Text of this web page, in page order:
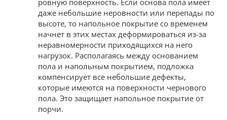
даже небольшие неровности или перепады по
высоте, то напольное покрытие со временем
начнет в этих местах деформироваться из-за
неравномерности приходящихся на него
нагрузок. Располагаясь между основанием
пола и напольным покрытием, подложка
компенсирует все небольшие дефекты,
которые имеются на поверхности чернового
пола. Это защищает напольное покрытие от
порчи.